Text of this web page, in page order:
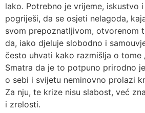
lako. Potrebno je vrijeme, iskustvo
pogriješi, da se osjeti nelagoda,
svom prepoznatljivom, otvorenom
da, iako djeluje slobodno i
često uhvati kako razmišlja o tome
Smatra da je to potpuno prirodno
o sebi i svijetu neminovno prolazi
Za nju, te krize nisu slabost, već
i zrelosti.